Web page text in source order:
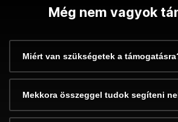
Még nem vagyok
Miért van szükségetek a
Mekkora összeggel tudok segíteni